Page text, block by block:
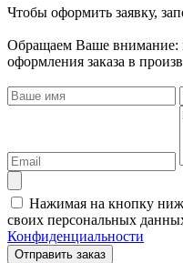
Чтобы оформить заявку,
Обращаем Ваше внимание:
оформления заказа в
Нажимая на кнопку
своих персональных
Конфиденциальности
Отправить заказ